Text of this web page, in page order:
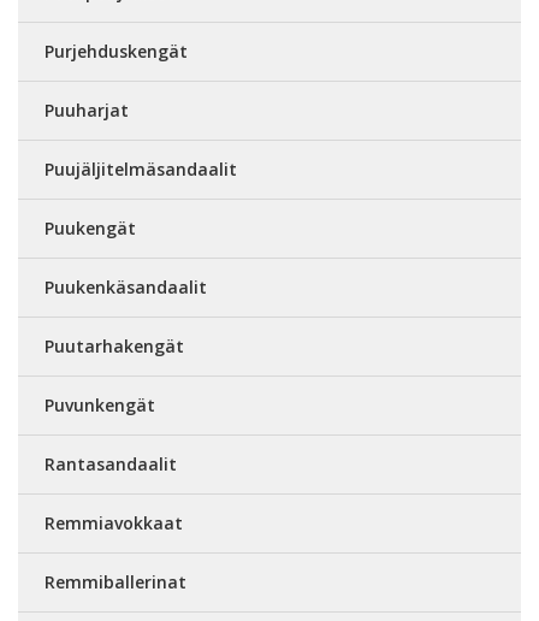
Purjehduskengät
Puuharjat
Puujäljitelmäsandaalit
Puukengät
Puukenkäsandaalit
Puutarhakengät
Puvunkengät
Rantasandaalit
Remmiavokkaat
Remmiballerinat